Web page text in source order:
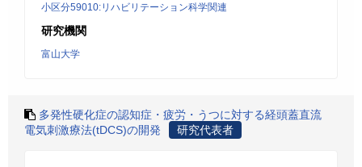
小区分59010:リハビリテーション科学関連
研究機関
富山大学
多発性硬化症の認知症・疲労・うつに対する経頭蓋直流
電気刺激療法(tDCS)の開発
研究代表者